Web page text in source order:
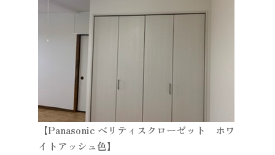
【Panasonic ベリティスクローゼット ホワ
イトアッシュ色】